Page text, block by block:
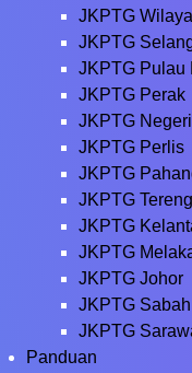
JKPTG
JKPTG
JKPTG Pulau
JKPTG Perak
JKPTG
JKPTG Perlis
JKPTG
JKPTG
JKPTG
JKPTG
JKPTG Johor
JKPTG Sabah
JKPTG
Panduan